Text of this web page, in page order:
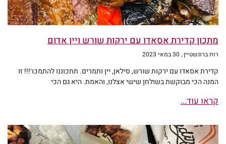
מתכון קדירת אסאדו עם ירקות שורש ויין אדום
רות ברונשטיין 30 במאי 2023
קדירת אסאדו עם ירקות שורש, סילאן, יין ותמרים. תתכוננו להתמכר!!! זו
המנה הכי מבוקשת בשולחן שישי אצלנו, והאמת. היא גם הכי
קראו עוד...